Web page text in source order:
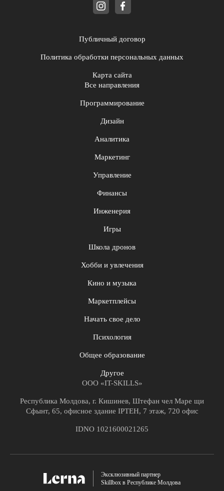
Публичный договор
Политика обработки персональных данных
Карта сайта
Все направления
Программирование
Дизайн
Аналитика
Маркетинг
Управление
Финансы
Инженерия
Игры
Школа дронов
Хобби и увлечения
Кино и музыка
Маркетплейсы
Начать свое дело
Психология
Общее образование
Другое
ООО «IT-SKILLS»
Республика Молдова, г. Кишинев, Штефан чел Маре щи
Сфынт, 65, офисное здание IPTEH, 7 этаж, 720 офис
IDNO 1021600021265
Эксклюзивный партнер
Skillbox в Республике Молдова